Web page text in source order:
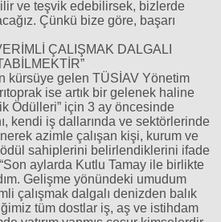
ve teşvik edebilirsek, bizlerde
Çünkü bize göre, başarı
ÇALIŞMAK DALGALI
kürsüye gelen TÜSİAV Yönetim
ise artık bir gelenek haline
Ödülleri” için 3 ay öncesinde
kendi iş dallarında ve sektörlerinde
azimle çalışan kişi, kurum ve
sahiplerini belirlendiklerini ifade
aylarda Kutlu Tamay ile birlikte
Gelişme yönündeki umudum
çalışmak dalgalı denizden balık
tüm dostlar iş, aş ve istihdam